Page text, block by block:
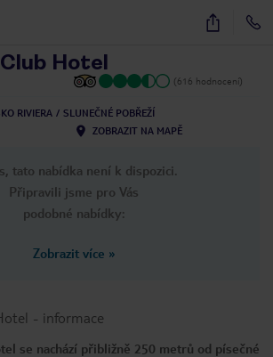
35
Hotel
(616 hodnocení)
RIVIERA
SLUNEČNÉ POBŘEŽÍ
ZOBRAZIT NA MAPĚ
tato nabídka není k dispozici.
Připravili jsme pro Vás
podobné nabídky:
Zobrazit více »
- informace
se nachází přibližně 250 metrů od písečné